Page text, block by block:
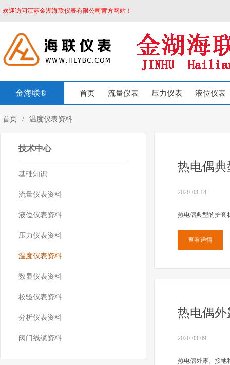
欢迎访问江苏金湖海联仪表有限公司官方网站！
金海联® 首页 流量仪表 压力仪表 液位仪表
首页 / 温度仪表资料
技术中心
基础知识
流量仪表资料
液位仪表资料
压力仪表资料
温度仪表资料
数显仪表资料
校验仪表资料
分析仪表资料
阀门线缆资料
热电偶
2020-03-14
热电偶典型的护套
查看详情
热电偶
2020-03-09
热电偶外露、接地